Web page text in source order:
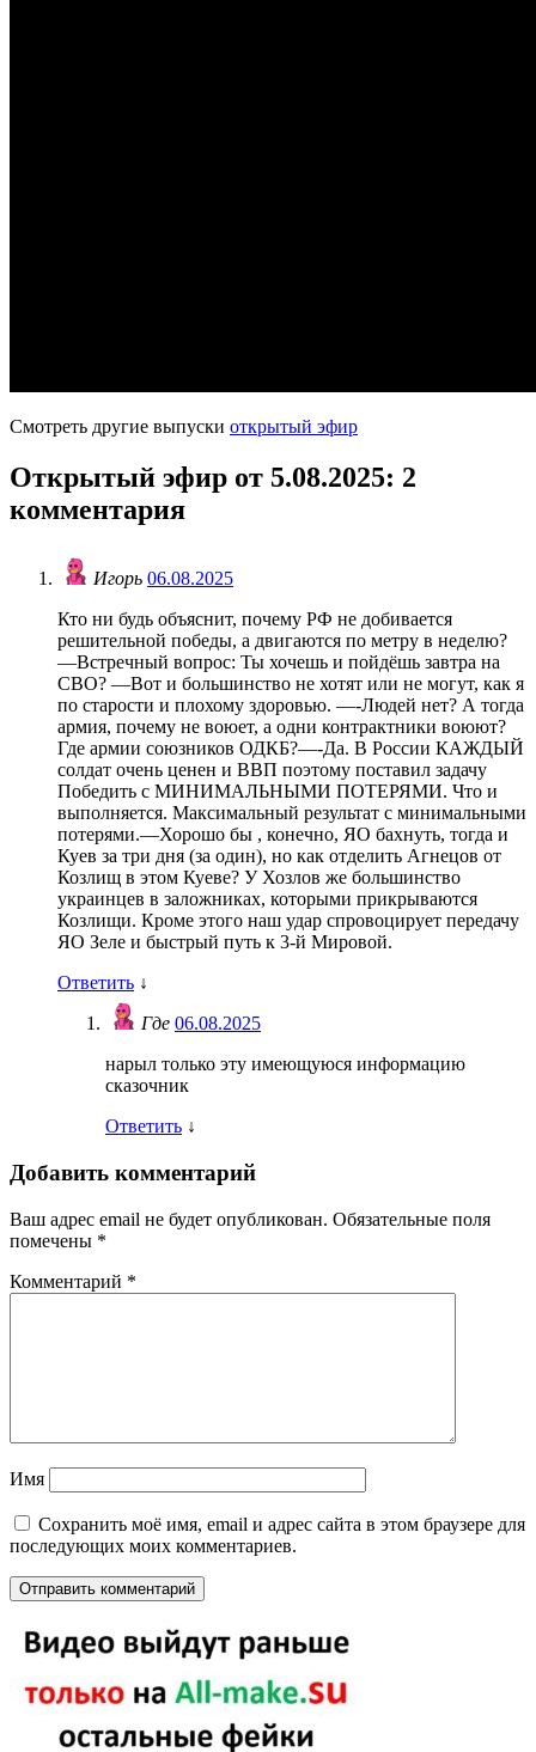
Смотреть другие выпуски открытый эфир
Открытый эфир от 5.08.2025: 2
комментария
Игорь 06.08.2025
Кто ни будь объяснит, почему РФ не добивается
решительной победы, а двигаются по метру в неделю?
—Встречный вопрос: Ты хочешь и пойдёшь завтра на
СВО? —Вот и большинство не хотят или не могут, как я
по старости и плохому здоровью. —-Людей нет? А тогда
армия, почему не воюет, а одни контрактники воюют?
Где армии союзников ОДКБ?—-Да. В России КАЖДЫЙ
солдат очень ценен и ВВП поэтому поставил задачу
Победить с МИНИМАЛЬНЫМИ ПОТЕРЯМИ. Что и
выполняется. Максимальный результат с минимальными
потерями.—Хорошо бы , конечно, ЯО бахнуть, тогда и
Куев за три дня (за один), но как отделить Агнецов от
Козлищ в этом Куеве? У Хозлов же большинство
украинцев в заложниках, которыми прикрываются
Козлищи. Кроме этого наш удар спровоцирует передачу
ЯО Зеле и быстрый путь к 3-й Мировой.
Ответить ↓
Где 06.08.2025
нарыл только эту имеющуюся информацию
сказочник
Ответить ↓
Добавить комментарий
Ваш адрес email не будет опубликован. Обязательные поля
помечены *
Комментарий *
Имя
Сохранить моё имя, email и адрес сайта в этом браузере для
последующих моих комментариев.